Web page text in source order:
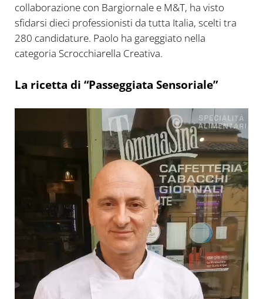
collaborazione con Bargiornale e M&T, ha visto
sfidarsi dieci professionisti da tutta Italia, scelti tra
280 candidature. Paolo ha gareggiato nella
categoria Scrocchiarella Creativa.
La ricetta di “Passeggiata Sensoriale”